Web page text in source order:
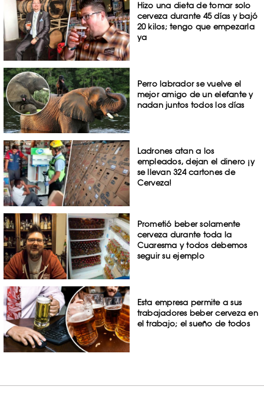
Hizo una dieta de tomar solo
cerveza durante 45 días y bajó
20 kilos; tengo que empezarla
ya
Perro labrador se vuelve el
mejor amigo de un elefante y
nadan juntos todos los días
Ladrones atan a los
empleados, dejan el dinero ¡y
se llevan 324 cartones de
Cerveza!
Prometió beber solamente
cerveza durante toda la
Cuaresma y todos debemos
seguir su ejemplo
Esta empresa permite a sus
trabajadores beber cerveza en
el trabajo; el sueño de todos